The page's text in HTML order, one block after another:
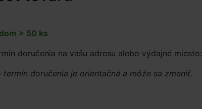
> 50 ks
doručenia na vašu adresu alebo výdajné miesto:
termín doručenia je orientačná a môže sa zmeniť.